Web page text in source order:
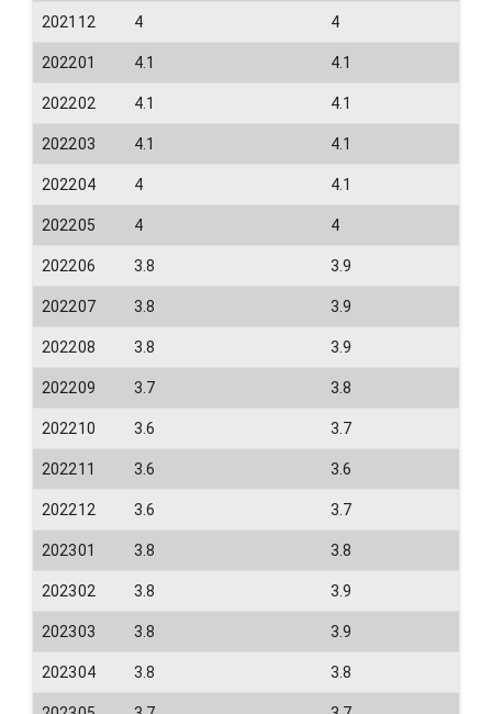
202112 4 4
202201 4.1 4.1
202202 4.1 4.1
202203 4.1 4.1
202204 4 4.1
202205 4 4
202206 3.8 3.9
202207 3.8 3.9
202208 3.8 3.9
202209 3.7 3.8
202210 3.6 3.7
202211 3.6 3.6
202212 3.6 3.7
202301 3.8 3.8
202302 3.8 3.9
202303 3.8 3.9
202304 3.8 3.8